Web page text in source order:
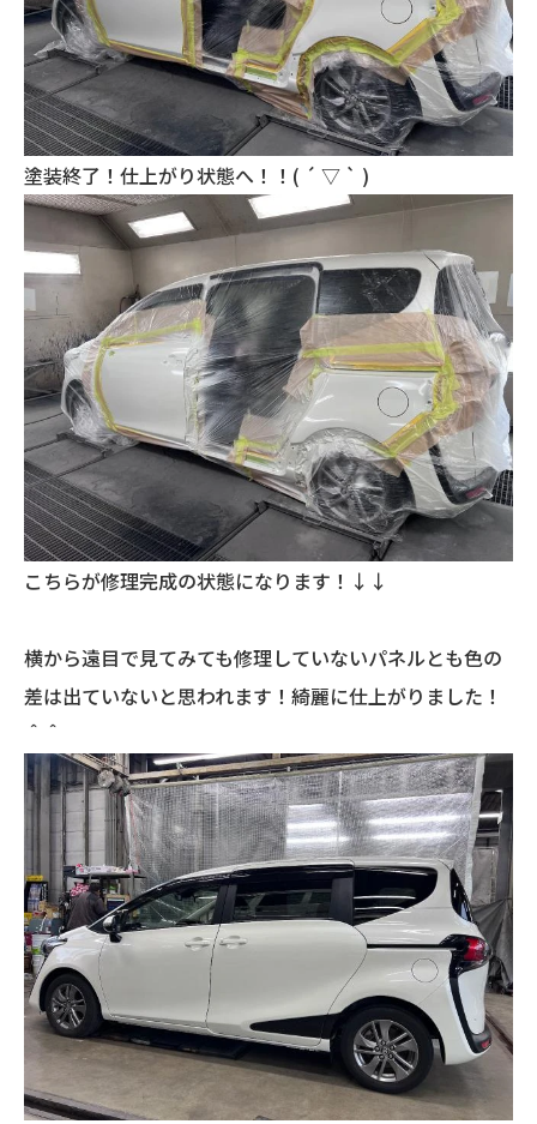
塗装終了！仕上がり状態へ！！( ´ ▽ ` )
こちらが修理完成の状態になります！↓↓
横から遠目で見てみても修理していないパネルとも色の
差は出ていないと思われます！綺麗に仕上がりました！
＾＾